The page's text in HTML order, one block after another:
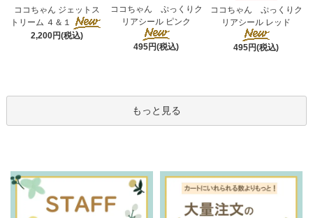
ココちゃん ジェットス
トリーム ４＆１
2,200円(税込)
ココちゃん ぷっくりク
リアシール ピンク
495円(税込)
ココちゃん ぷっくりク
リアシール レッド
495円(税込)
もっと見る